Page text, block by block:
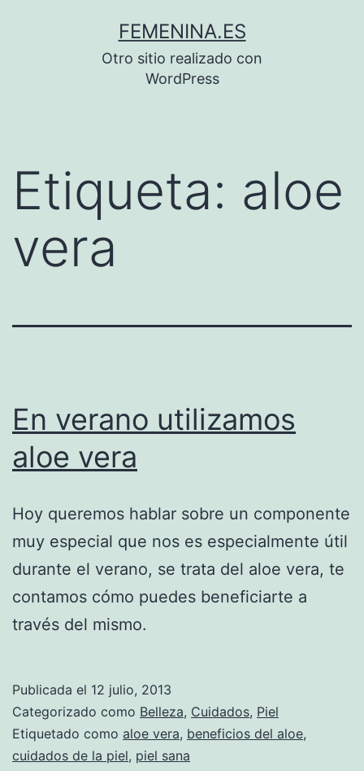
FEMENINA.ES
Otro sitio realizado con
WordPress
Etiqueta: aloe
vera
En verano utilizamos
aloe vera
Hoy queremos hablar sobre un componente
muy especial que nos es especialmente útil
durante el verano, se trata del aloe vera, te
contamos cómo puedes beneficiarte a
través del mismo.
Publicada el 12 julio, 2013
Categorizado como Belleza, Cuidados, Piel
Etiquetado como aloe vera, beneficios del aloe,
cuidados de la piel, piel sana